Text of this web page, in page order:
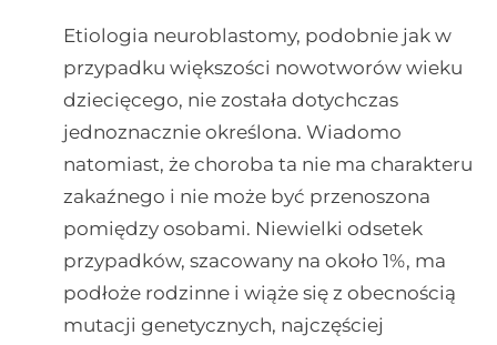
Etiologia neuroblastomy, podobnie jak w
przypadku większości nowotworów wieku
dziecięcego, nie została dotychczas
jednoznacznie określona. Wiadomo
natomiast, że choroba ta nie ma charakteru
zakaźnego i nie może być przenoszona
pomiędzy osobami. Niewielki odsetek
przypadków, szacowany na około 1%, ma
podłoże rodzinne i wiąże się z obecnością
mutacji genetycznych, najczęściej